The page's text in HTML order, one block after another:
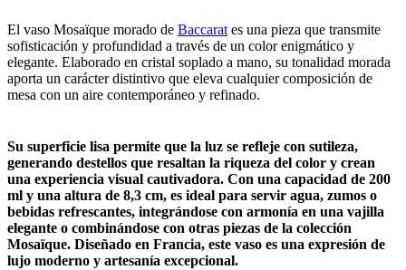
El vaso Mosaïque morado de Baccarat es una pieza que transmite
sofisticación y profundidad a través de un color enigmático y
elegante. Elaborado en cristal soplado a mano, su tonalidad morada
aporta un carácter distintivo que eleva cualquier composición de
mesa con un aire contemporáneo y refinado.
Su superficie lisa permite que la luz se refleje con sutileza,
generando destellos que resaltan la riqueza del color y crean
una experiencia visual cautivadora. Con una capacidad de 200
ml y una altura de 8,3 cm, es ideal para servir agua, zumos o
bebidas refrescantes, integrándose con armonía en una vajilla
elegante o combinándose con otras piezas de la colección
Mosaïque. Diseñado en Francia, este vaso es una expresión de
lujo moderno y artesanía excepcional.